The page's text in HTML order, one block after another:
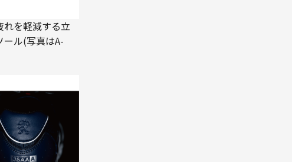
れを軽減する立
ール(写真はA-